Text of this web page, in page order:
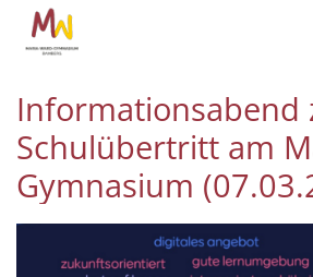
Zum Inhalt springen
Informationsabend
Schulübertritt am
Gymnasium